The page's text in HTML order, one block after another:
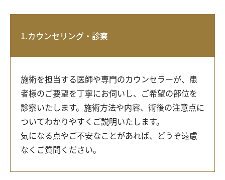
1.カウンセリング・診察
施術を担当する医師や専門のカウンセラーが、患
者様のご要望を丁寧にお伺いし、ご希望の部位を
診察いたします。施術方法や内容、術後の注意点に
ついてわかりやすくご説明いたします。
気になる点やご不安なことがあれば、どうぞ遠慮
なくご質問ください。